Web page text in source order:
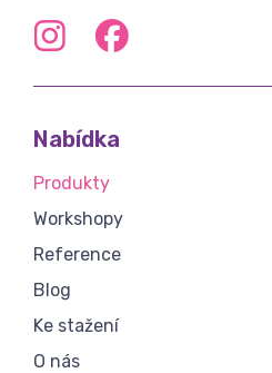
Nabídka
Produkty
Workshopy
Reference
Blog
Ke stažení
O nás